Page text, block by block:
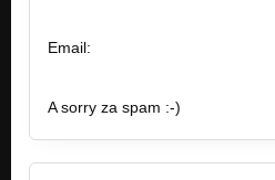
Email:
A sorry za spam :-)